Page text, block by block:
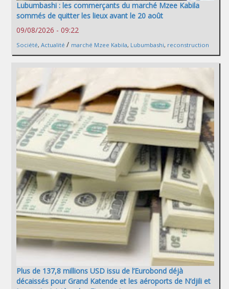
Lubumbashi : les commerçants du marché Mzee Kabila
sommés de quitter les lieux avant le 20 août
09/08/2026 - 09:22
Société, Actualité / marché Mzee Kabila, Lubumbashi, reconstruction
Plus de 137,8 millions USD issu de l’Eurobond déjà
décaissés pour Grand Katende et les aéroports de N’djili et